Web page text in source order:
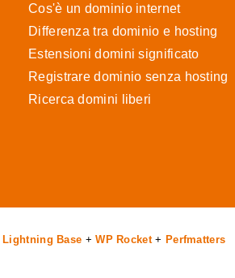
Cos'è un dominio internet
Differenza tra dominio e hosting
Estensioni domini significato
Registrare dominio senza hosting
Ricerca domini liberi
Lightning Base +WP Rocket+ Perfmatters